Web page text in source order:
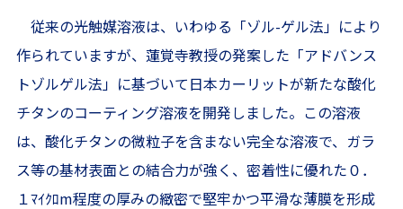
従来の光触媒溶液は、いわゆる「ゾル-ゲル法」により
作られていますが、蓮覚寺教授の発案した「アドバンス
トゾルゲル法」に基づいて日本カーリットが新たな酸化
チタンのコーティング溶液を開発しました。この溶液
は、酸化チタンの微粒子を含まない完全な溶液で、ガラ
ス等の基材表面との結合力が強く、密着性に優れた０．
１ﾏｲｸﾛm程度の厚みの緻密で堅牢かつ平滑な薄膜を形成